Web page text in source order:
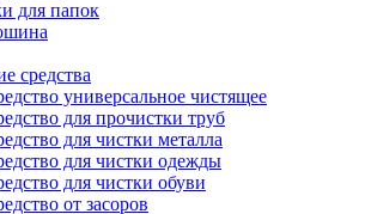
для папок
средства
универсальное чистящее
для прочистки труб
для чистки металла
для чистки одежды
для чистки обуви
от засоров